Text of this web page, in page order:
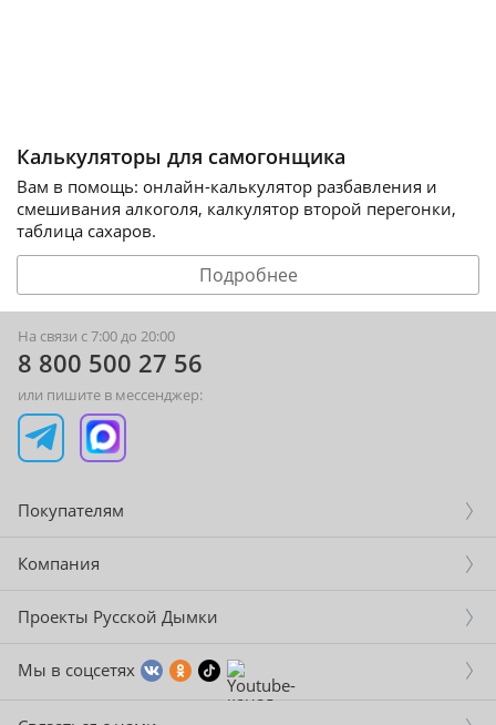
Калькуляторы для самогонщика
Вам в помощь: онлайн-калькулятор разбавления и
смешивания алкоголя, калкулятор второй перегонки,
таблица сахаров.
Подробнее
На связи с 7:00 до 20:00
8 800 500 27 56
или пишите в мессенджер:
Покупателям
Компания
Проекты Русской Дымки
Мы в соцсетях